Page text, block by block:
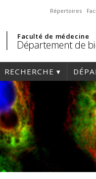
Répertoires
Faculté de médecine
Département de
RECHERCHE